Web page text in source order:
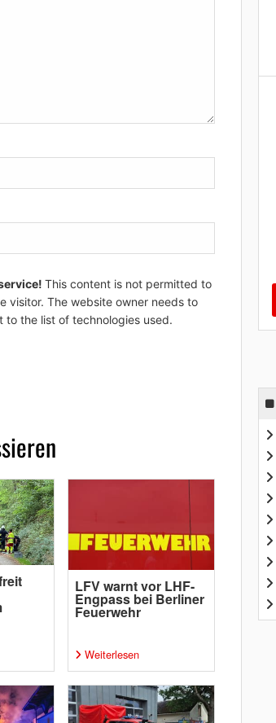
This content is not permitted to
visitor. The website owner needs to
the list of technologies used.
LFV warnt vor LHF-
Engpass bei Berliner
Feuerwehr
Weiterlesen